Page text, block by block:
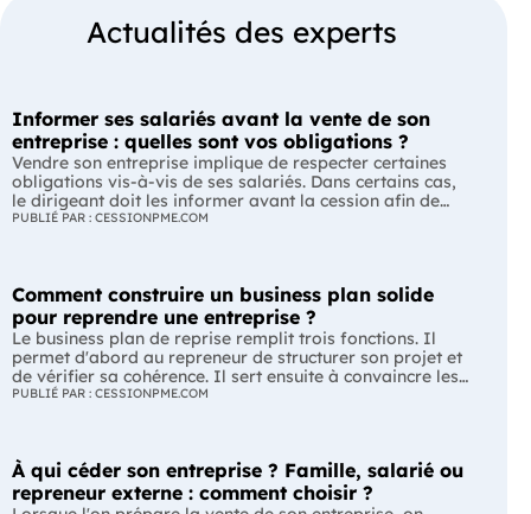
Actualités des experts
Informer ses salariés avant la vente de son
entreprise : quelles sont vos obligations ?
Vendre son entreprise implique de respecter certaines
obligations vis-à-vis de ses salariés. Dans certains cas,
le dirigeant doit les informer avant la cession afin de
leur permettre, s'ils le souhaitent, de présenter une offre
L'essentiel Les entreprises de moins de 250 salariés sont
soumises, dans certains cas, à une obligation
d'information préalable des salariés. Cette obligation
concerne la vente d'un fonds de commerce ou la cession
de la majorité des titres d'une société. Le délai
d'information varie selon la taille de l'entreprise. Les
L'obligation d'information concerne uniquement
certaines entreprises et certaines opérations de cession.
Vous êtes concerné si : votre entreprise emploie moins
PUBLIÉ PAR : CESSIONPME.COM
Comment construire un business plan solide
pour reprendre une entreprise ?
Le business plan de reprise remplit trois fonctions. Il
permet d'abord au repreneur de structurer son projet et
de vérifier sa cohérence. Il sert ensuite à convaincre les
banques et les partenaires financiers de l'accompagner.
consiste pas à reprendre les anciens comptes de
l'entreprise. Il explique comment l'entreprise évoluera
après le changement de dirigeant. C'est un document
PUBLIÉ PAR : CESSIONPME.COM
À qui céder son entreprise ? Famille, salarié ou
repreneur externe : comment choisir ?